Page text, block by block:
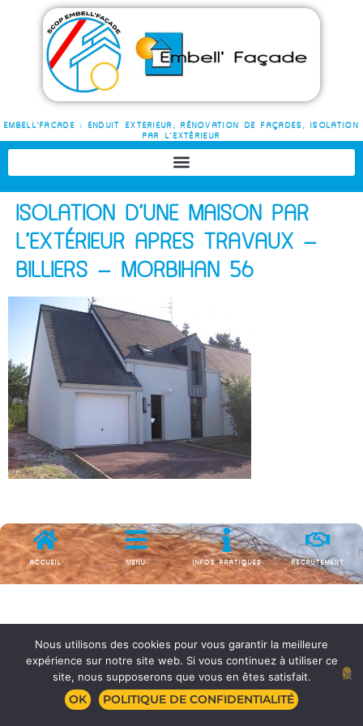
EMBELL'FACADE : ENDUIT EXTERIEUR, RÉNOVATION DE FAÇADES, ISOLATION
PAR L'EXTÉRIEUR
ISOLATION D’UNE MAISON PAR
L’EXTÉRIEUR APRES TRAVAUX –
BILLIERS – MORBIHAN 56
ACCUEIL MENU INFOS PRATIQUES RECRUTEMENT
Nous utilisons des cookies pour vous garantir la meilleure
expérience sur notre site web. Si vous continuez à utiliser ce
site, nous supposerons que vous en êtes satisfait.
OK POLITIQUE DE CONFIDENTIALITÉ